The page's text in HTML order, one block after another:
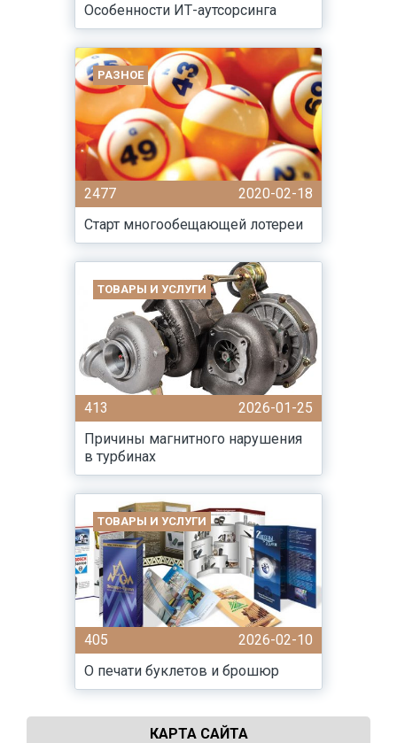
Особенности ИТ-аутсорсинга
РАЗНОЕ
2477
2020-02-18
Старт многообещающей лотереи
ТОВАРЫ И УСЛУГИ
413
2026-01-25
Причины магнитного нарушения
в турбинах
ТОВАРЫ И УСЛУГИ
405
2026-02-10
О печати буклетов и брошюр
КАРТА САЙТА